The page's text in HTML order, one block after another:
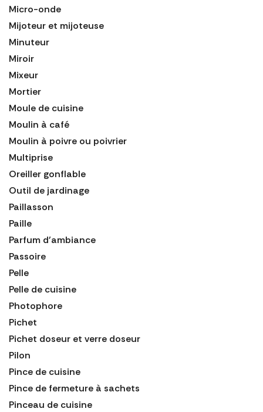
Micro-onde
Mijoteur et mijoteuse
Minuteur
Miroir
Mixeur
Mortier
Moule de cuisine
Moulin à café
Moulin à poivre ou poivrier
Multiprise
Oreiller gonflable
Outil de jardinage
Paillasson
Paille
Parfum d'ambiance
Passoire
Pelle
Pelle de cuisine
Photophore
Pichet
Pichet doseur et verre doseur
Pilon
Pince de cuisine
Pince de fermeture à sachets
Pinceau de cuisine